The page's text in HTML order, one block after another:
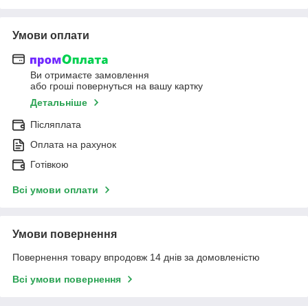
Умови оплати
Ви отримаєте замовлення
або гроші повернуться на вашу картку
Детальніше
Післяплата
Оплата на рахунок
Готівкою
Всі умови оплати
Умови повернення
Повернення товару впродовж 14 днів за домовленістю
Всі умови повернення